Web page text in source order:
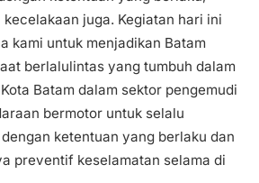
juga. Kegiatan hari ini
kami untuk menjadikan Batam
berlalulintas yang tumbuh dalam
Batam dalam sektor pengemudi
bermotor untuk selalu
ketentuan yang berlaku dan
preventif keselamatan selama di